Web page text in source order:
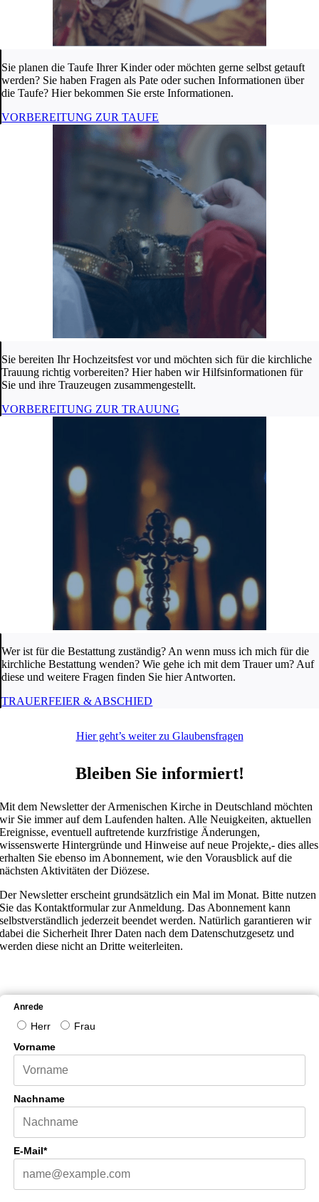
Sie planen die Taufe Ihrer Kinder oder möchten gerne selbst getauft
werden? Sie haben Fragen als Pate oder suchen Informationen über
die Taufe? Hier bekommen Sie erste Informationen.
VORBEREITUNG ZUR TAUFE
Sie bereiten Ihr Hochzeitsfest vor und möchten sich für die kirchliche
Trauung richtig vorbereiten? Hier haben wir Hilfsinformationen für
Sie und ihre Trauzeugen zusammengestellt.
VORBEREITUNG ZUR TRAUUNG
Wer ist für die Bestattung zuständig? An wenn muss ich mich für die
kirchliche Bestattung wenden? Wie gehe ich mit dem Trauer um? Auf
diese und weitere Fragen finden Sie hier Antworten.
TRAUERFEIER & ABSCHIED
Hier geht’s weiter zu Glaubensfragen
Bleiben Sie informiert!
Mit dem Newsletter der Armenischen Kirche in Deutschland möchten
wir Sie immer auf dem Laufenden halten. Alle Neuigkeiten, aktuellen
Ereignisse, eventuell auftretende kurzfristige Änderungen,
wissenswerte Hintergründe und Hinweise auf neue Projekte,- dies alles
erhalten Sie ebenso im Abonnement, wie den Vorausblick auf die
nächsten Aktivitäten der Diözese.
Der Newsletter erscheint grundsätzlich ein Mal im Monat. Bitte nutzen
Sie das Kontaktformular zur Anmeldung. Das Abonnement kann
selbstverständlich jederzeit beendet werden. Natürlich garantieren wir
dabei die Sicherheit Ihrer Daten nach dem Datenschutzgesetz und
werden diese nicht an Dritte weiterleiten.
Anrede
Herr
Frau
Vorname
Nachname
E-Mail*